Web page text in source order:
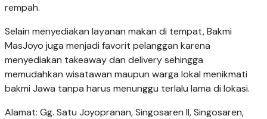
rempah.
Selain menyediakan layanan makan di tempat, Bakmi
MasJoyo juga menjadi favorit pelanggan karena
menyediakan takeaway dan delivery sehingga
memudahkan wisatawan maupun warga lokal menikmati
bakmi Jawa tanpa harus menunggu terlalu lama di lokasi.
Alamat: Gg. Satu Joyopranan, Singosaren II, Singosaren,